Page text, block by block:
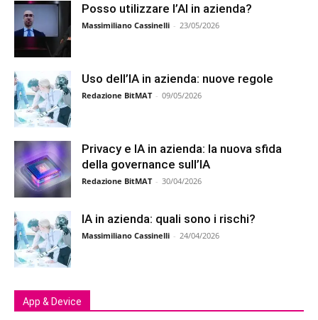
Posso utilizzare l’AI in azienda?
Massimiliano Cassinelli - 23/05/2026
Uso dell’IA in azienda: nuove regole
Redazione BitMAT - 09/05/2026
Privacy e IA in azienda: la nuova sfida
della governance sull’IA
Redazione BitMAT - 30/04/2026
IA in azienda: quali sono i rischi?
Massimiliano Cassinelli - 24/04/2026
App & Device